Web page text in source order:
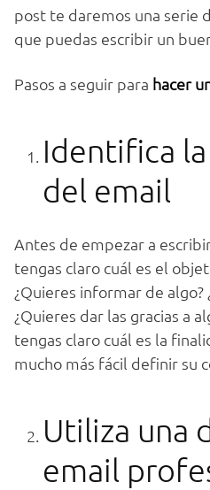
post te daremos una serie
que puedas escribir un
Pasos a seguir para hacer
Identifica
del email
Antes de empezar a
tengas claro cuál es el
¿Quieres informar de algo?
¿Quieres dar las gracias a
tengas claro cuál es la
mucho más fácil definir su
Utiliza una
email